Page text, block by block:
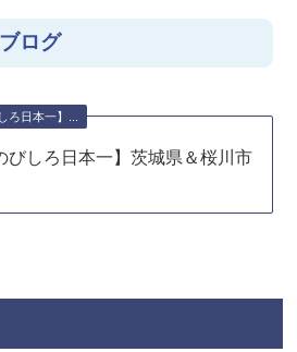
ログ
ろ日本一】...
びしろ日本一】茨城県＆桜川市